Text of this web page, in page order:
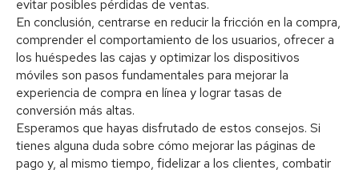
evitar posibles pérdidas de ventas.
En conclusión, centrarse en reducir la fricción en la compra,
comprender el comportamiento de los usuarios, ofrecer a
los huéspedes las cajas y optimizar los dispositivos
móviles son pasos fundamentales para mejorar la
experiencia de compra en línea y lograr tasas de
conversión más altas.
Esperamos que hayas disfrutado de estos consejos. Si
tienes alguna duda sobre cómo mejorar las páginas de
pago y, al mismo tiempo, fidelizar a los clientes, combatir